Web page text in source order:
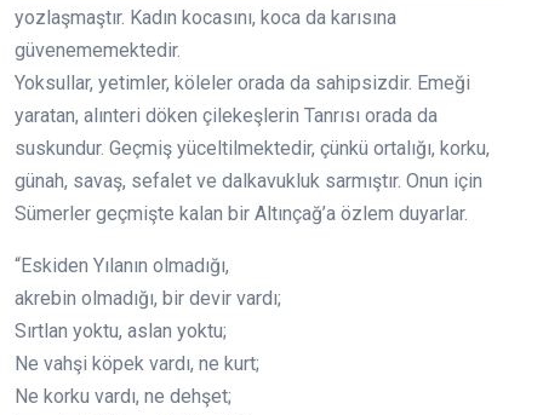
yozlaşmaştır. Kadın kocasını, koca da karısına
güvenememektedir.
Yoksullar, yetimler, köleler orada da sahipsizdir. Emeği
yaratan, alınteri döken çilekeşlerin Tanrısı orada da
suskundur. Geçmiş yüceltilmektedir, çünkü ortalığı, korku,
günah, savaş, sefalet ve dalkavukluk sarmıştır. Onun için
Sümerler geçmişte kalan bir Altınçağ’a özlem duyarlar.
“Eskiden Yılanın olmadığı,
akrebin olmadığı, bir devir vardı;
Sırtlan yoktu, aslan yoktu;
Ne vahşi köpek vardı, ne kurt;
Ne korku vardı, ne dehşet;